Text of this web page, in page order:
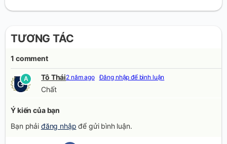
TƯƠNG TÁC
1 comment
A Tô Thái2 năm ago Đăng nhập để bình luận
Chất
Ý kiến của bạn
Bạn phải đăng nhập để gửi bình luận.